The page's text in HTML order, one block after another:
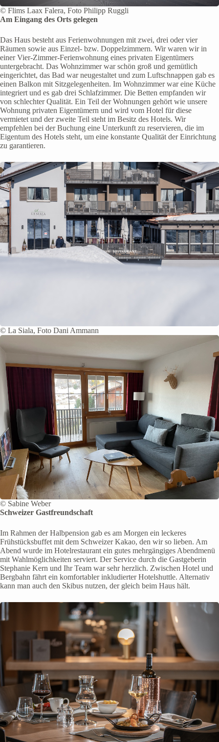
© Flims Laax Falera, Foto Philipp Ruggli
Am Eingang des Orts gelegen
Das Haus besteht aus Ferienwohnungen mit zwei, drei oder vier
Räumen sowie aus Einzel- bzw. Doppelzimmern. Wir waren wir in
einer Vier-Zimmer-Ferienwohnung eines privaten Eigentümers
untergebracht. Das Wohnzimmer war schön groß und gemütlich
eingerichtet, das Bad war neugestaltet und zum Luftschnappen gab es
einen Balkon mit Sitzgelegenheiten. Im Wohnzimmer war eine Küche
integriert und es gab drei Schlafzimmer. Die Betten empfanden wir
von schlechter Qualität. Ein Teil der Wohnungen gehört wie unsere
Wohnung privaten Eigentümern und wird vom Hotel für diese
vermietet und der zweite Teil steht im Besitz des Hotels. Wir
empfehlen bei der Buchung eine Unterkunft zu reservieren, die im
Eigentum des Hotels steht, um eine konstante Qualität der Einrichtung
zu garantieren.
© La Siala, Foto Dani Ammann
© Sabine Weber
Schweizer Gastfreundschaft
Im Rahmen der Halbpension gab es am Morgen ein leckeres
Frühstücksbuffet mit dem Schweizer Kakao, den wir so lieben. Am
Abend wurde im Hotelrestaurant ein gutes mehrgängiges Abendmenü
mit Wahlmöglichkeiten serviert. Der Service durch die Gastgeberin
Stephanie Kern und Ihr Team war sehr herzlich. Zwischen Hotel und
Bergbahn fährt ein komfortabler inkludierter Hotelshuttle. Alternativ
kann man auch den Skibus nutzen, der gleich beim Haus hält.